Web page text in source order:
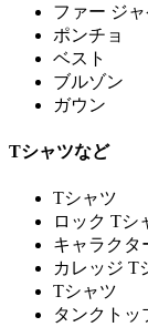
ファー ジャ
ポンチョ
ベスト
ブルゾン
ガウン
Tシャツなど
Tシャツ
ロック Tシ
キャラクタ
カレッジ T
Tシャツ
タンクトッ